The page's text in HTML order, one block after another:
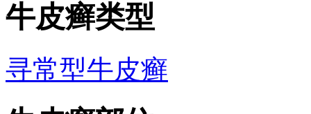
牛皮癣类型
寻常型牛皮癣